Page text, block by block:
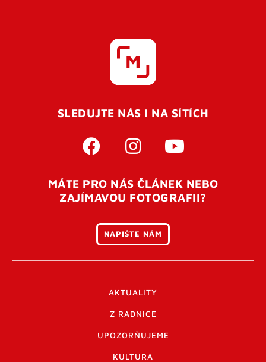
SLEDUJTE NÁS I NA SÍTÍCH
MÁTE PRO NÁS ČLÁNEK NEBO
ZAJÍMAVOU FOTOGRAFII?
NAPIŠTE NÁM
AKTUALITY
Z RADNICE
UPOZORŇUJEME
KULTURA